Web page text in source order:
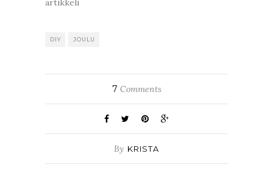
artikkeli
DIY JOULU
7 Comments
By KRISTA